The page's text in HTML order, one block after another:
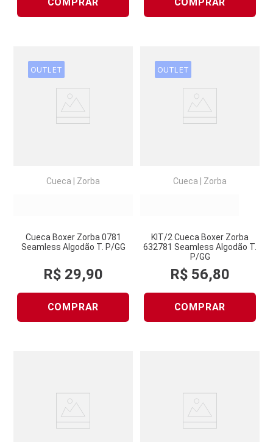
Cueca Zorba
Cueca Boxer Zorba 0781
Seamless Algodão T. P/GG
OUTLET
R$ 29,90
COMPRAR
Cueca Zorba
KIT/2 Cueca Boxer Zorba
632781 Seamless Algodão T.
P/GG
OUTLET
R$ 56,80
COMPRAR